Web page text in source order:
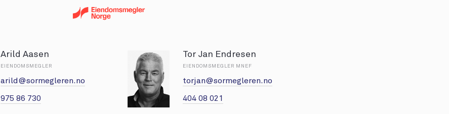
Arild Aasen
EIENDOMSMEGLER
arild@sormegleren.no
975 86 730
Tor Jan Endresen
EIENDOMSMEGLER MNEF
torjan@sormegleren.no
404 08 021